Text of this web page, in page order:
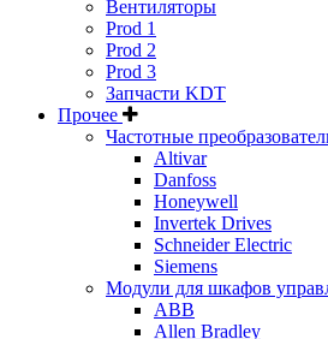
Вентиляторы
Prod 1
Prod 2
Prod 3
Запчасти KDT
Прочее
Частотные
Altivar
Danfoss
Honeywell
Invertek Drives
Schneider Electric
Siemens
Модули для шкафов
ABB
Allen Bradley